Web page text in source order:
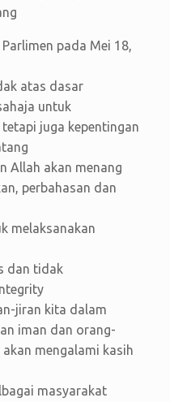
pada Mei 18,
atas dasar
untuk
juga kepentingan
Allah akan menang
perbahasan dan
melaksanakan
dan tidak
jiran kita dalam
iman dan orang-
mengalami kasih
masyarakat